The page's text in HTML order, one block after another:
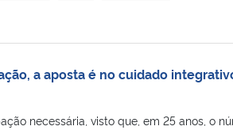
a aposta é no cuidado
necessária, visto que, em 25 anos, o